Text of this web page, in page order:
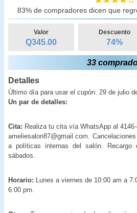
83% de compradores dicen que
Valor
Q345.00
Descuento
74%
33
Detalles
Último día para usar el cupón: 29 de julio
Un par de detalles:
Cita: Realiza tu cita vía WhatsApp al
ameliesalon87@gmail.com.
a políticas internas del salón.
sábados.
Horario: Lunes a viernes de 10:00 am a
6:00 pm.